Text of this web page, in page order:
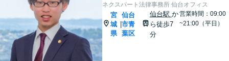
ネクスパート法律事務所 仙台オフィス
宮
城
県
|
仙台
市青
葉区
仙台駅 か
ら徒歩7
分
営業時間：09:00
~21:00（平日）